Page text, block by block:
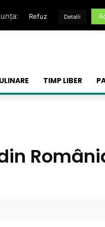
TIMP LIBER
Refuz Detalii